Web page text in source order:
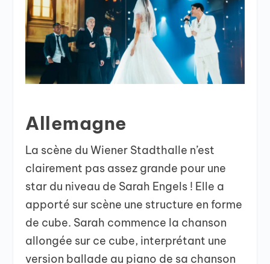
Allemagne
La scène du Wiener Stadthalle n’est
clairement pas assez grande pour une
star du niveau de Sarah Engels ! Elle a
apporté sur scène une structure en forme
de cube. Sarah commence la chanson
allongée sur ce cube, interprétant une
version ballade au piano de sa chanson